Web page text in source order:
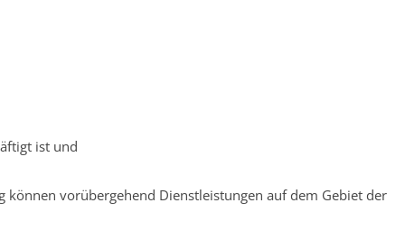
ist und
vorübergehend Dienstleistungen auf dem Gebiet der